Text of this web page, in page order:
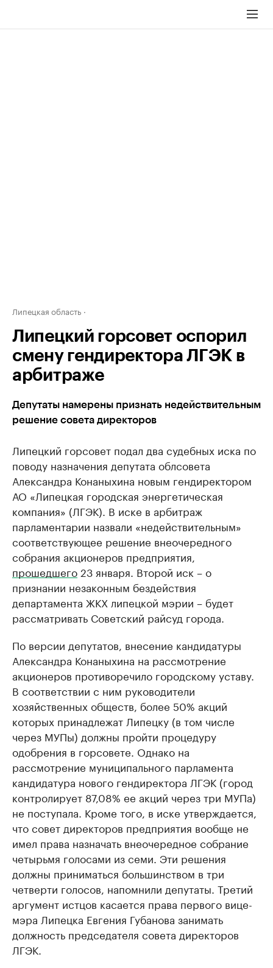
Липецкая область
Липецкий горсовет оспорил
смену гендиректора ЛГЭК в
арбитраже
Депутаты намерены признать недействительным
решение совета директоров
Липецкий горсовет подал два судебных иска по
поводу назначения депутата облсовета
Александра Конаныхина новым гендиректором
АО «Липецкая городская энергетическая
компания» (ЛГЭК). В иске в арбитраж
парламентарии назвали «недействительным»
соответствующее решение внеочередного
собрания акционеров предприятия,
прошедшего 23 января. Второй иск – о
признании незаконным бездействия
департамента ЖКХ липецкой мэрии – будет
рассматривать Советский райсуд города.
По версии депутатов, внесение кандидатуры
Александра Конаныхина на рассмотрение
акционеров противоречило городскому уставу.
В соответствии с ним руководители
хозяйственных обществ, более 50% акций
которых принадлежат Липецку (в том числе
через МУПы) должны пройти процедуру
одобрения в горсовете. Однако на
рассмотрение муниципального парламента
кандидатура нового гендиректора ЛГЭК (город
контролирует 87,08% ее акций через три МУПа)
не поступала. Кроме того, в иске утверждается,
что совет директоров предприятия вообще не
имел права назначать внеочередное собрание
четырьмя голосами из семи. Эти решения
должны приниматься большинством в три
четверти голосов, напомнили депутаты. Третий
аргумент истцов касается права первого вице-
мэра Липецка Евгения Губанова занимать
должность председателя совета директоров
ЛГЭК.